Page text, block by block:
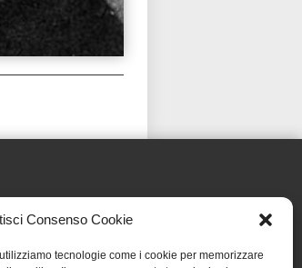
Consenso Cookie
tecnologie come i cookie per memorizzare